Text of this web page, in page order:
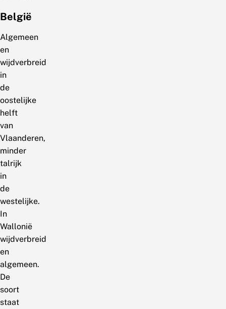
België
Algemeen
en
wijdverbreid
in
de
oostelijke
helft
van
Vlaanderen,
minder
talrijk
in
de
westelijke.
In
Wallonië
wijdverbreid
en
algemeen.
De
soort
staat